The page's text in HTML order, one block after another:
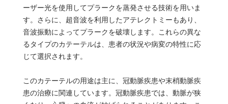
ーザー光を使用してプラークを蒸発させる技術を用いま
す。さらに、超音波を利用したアテレクトミーもあり、
音波振動によってプラークを破壊します。これらの異な
るタイプのカテーテルは、患者の状況や病変の特性に応
じて選択されます。
このカテーテルの用途は主に、冠動脈疾患や末梢動脈疾
患の治療に関連しています。冠動脈疾患では、動脈が狭